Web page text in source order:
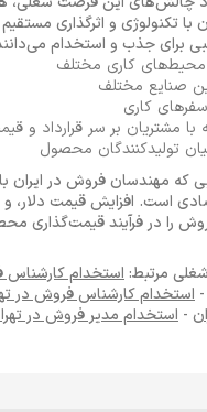
با تکنولوژی و اثرگذاری
برای جذب و استخدام
محیط‌های کاری مختلف
صنایع مختلف
کاری
مشتریان بر سر قرارداد و
تولیدکنندگان محصول
که مهندسان فروش در ایران
است. افزایش قیمت دلار،
را در فرآیند قیمت‌گذاری
مرتبط:استخدام
- استخدام کارشناس فروش در
- استخدام مدیر فروش در